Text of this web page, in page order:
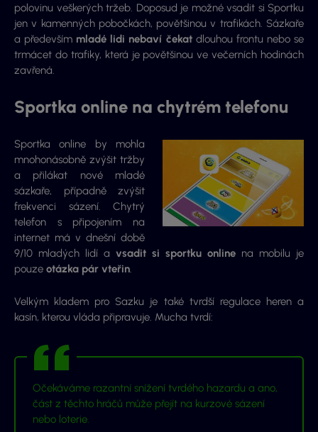
polovinu veškerých tržeb. Doposud je možné vsadit si Sportku
jen v kamenných pobočkách, povětšinou v trafikách. Sázkaře
a především mladé lidi nebaví čekatdlouhou frontu nebo se
trmácet do trafiky, která je povětšinou ve večerních hodinách
zavřená.
Sportka online na chytrém telefonu
Sportka online by mohla
mnohonásobně zvýšit tržby
a přilákat nové mladé
sázkaře, případně zvýšit
frekvenci sázení. Chytrý
telefon s připojením na
internet má v dnešní době
9/10 mladých lidí a vsadit si sportku online na mobilu je
pouze otázka pár vteřin.
Velkým kladem pro Sazku je také tvrdší regulace heren a
kasín, kterou vláda připravuje. Mucha tvrdí:
Očekáváme razantní snížení tvrdého hazardu a ano,
část z těchto hráčů může přejít na kurzové sázení
nebo loterie.